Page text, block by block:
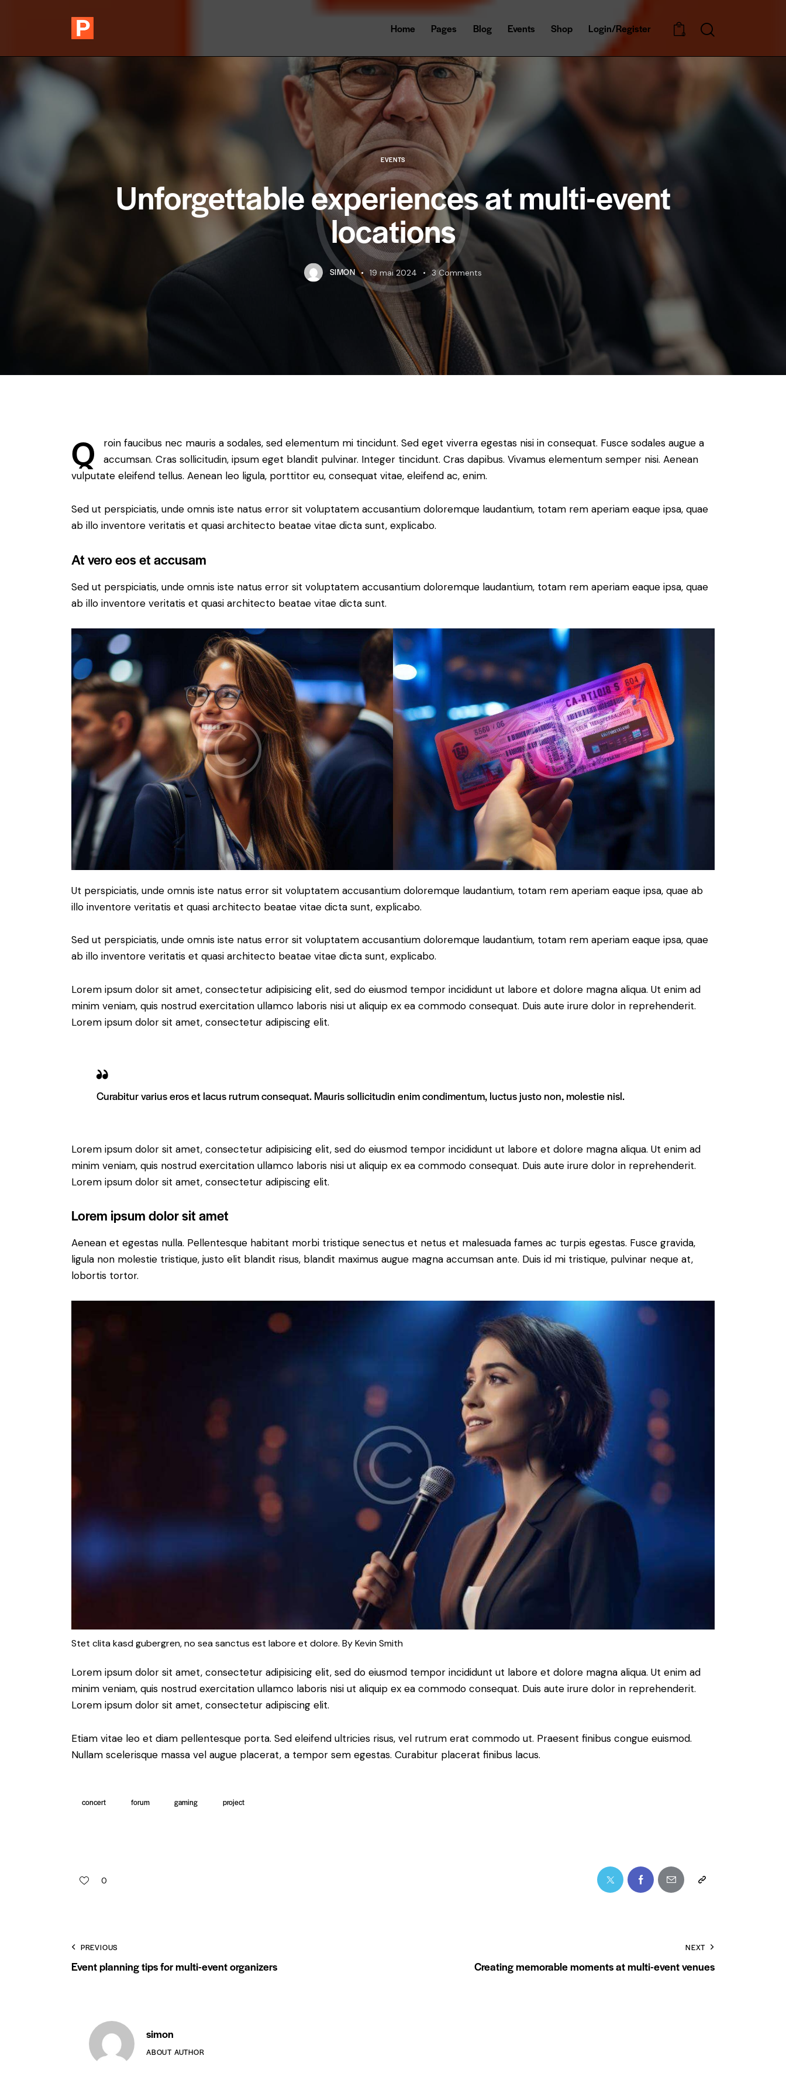
Home Pages Blog Events Shop Login/Register 0
EVENTS
Unforgettable experiences at multi-event
locations
SIMON 19 mai 2024 3 Comments
Q
roin faucibus nec mauris a sodales, sed elementum mi tincidunt. Sed eget viverra egestas nisi in consequat. Fusce sodales augue a
accumsan. Cras sollicitudin, ipsum eget blandit pulvinar. Integer tincidunt. Cras dapibus. Vivamus elementum semper nisi. Aenean
vulputate eleifend tellus. Aenean leo ligula, porttitor eu, consequat vitae, eleifend ac, enim.
Sed ut perspiciatis, unde omnis iste natus error sit voluptatem accusantium doloremque laudantium, totam rem aperiam eaque ipsa, quae
ab illo inventore veritatis et quasi architecto beatae vitae dicta sunt, explicabo.
At vero eos et accusam
Sed ut perspiciatis, unde omnis iste natus error sit voluptatem accusantium doloremque laudantium, totam rem aperiam eaque ipsa, quae
ab illo inventore veritatis et quasi architecto beatae vitae dicta sunt.
Ut perspiciatis, unde omnis iste natus error sit voluptatem accusantium doloremque laudantium, totam rem aperiam eaque ipsa, quae ab
illo inventore veritatis et quasi architecto beatae vitae dicta sunt, explicabo.
Sed ut perspiciatis, unde omnis iste natus error sit voluptatem accusantium doloremque laudantium, totam rem aperiam eaque ipsa, quae
ab illo inventore veritatis et quasi architecto beatae vitae dicta sunt, explicabo.
Lorem ipsum dolor sit amet, consectetur adipisicing elit, sed do eiusmod tempor incididunt ut labore et dolore magna aliqua. Ut enim ad
minim veniam, quis nostrud exercitation ullamco laboris nisi ut aliquip ex ea commodo consequat. Duis aute irure dolor in reprehenderit.
Lorem ipsum dolor sit amet, consectetur adipiscing elit.
Curabitur varius eros et lacus rutrum consequat. Mauris sollicitudin enim condimentum, luctus justo non, molestie nisl.
Lorem ipsum dolor sit amet, consectetur adipisicing elit, sed do eiusmod tempor incididunt ut labore et dolore magna aliqua. Ut enim ad
minim veniam, quis nostrud exercitation ullamco laboris nisi ut aliquip ex ea commodo consequat. Duis aute irure dolor in reprehenderit.
Lorem ipsum dolor sit amet, consectetur adipiscing elit.
Lorem ipsum dolor sit amet
Aenean et egestas nulla. Pellentesque habitant morbi tristique senectus et netus et malesuada fames ac turpis egestas. Fusce gravida,
ligula non molestie tristique, justo elit blandit risus, blandit maximus augue magna accumsan ante. Duis id mi tristique, pulvinar neque at,
lobortis tortor.
Stet clita kasd gubergren, no sea sanctus est labore et dolore. ByKevin Smith
Lorem ipsum dolor sit amet, consectetur adipisicing elit, sed do eiusmod tempor incididunt ut labore et dolore magna aliqua. Ut enim ad
minim veniam, quis nostrud exercitation ullamco laboris nisi ut aliquip ex ea commodo consequat. Duis aute irure dolor in reprehenderit.
Lorem ipsum dolor sit amet, consectetur adipiscing elit.
Etiam vitae leo et diam pellentesque porta. Sed eleifend ultricies risus, vel rutrum erat commodo ut. Praesent finibus congue euismod.
Nullam scelerisque massa vel augue placerat, a tempor sem egestas. Curabitur placerat finibus lacus.
concert forum gaming project
0
PREVIOUS
Event planning tips for multi-event organizers
NEXT
Creating memorable moments at multi-event venues
simon
ABOUT AUTHOR